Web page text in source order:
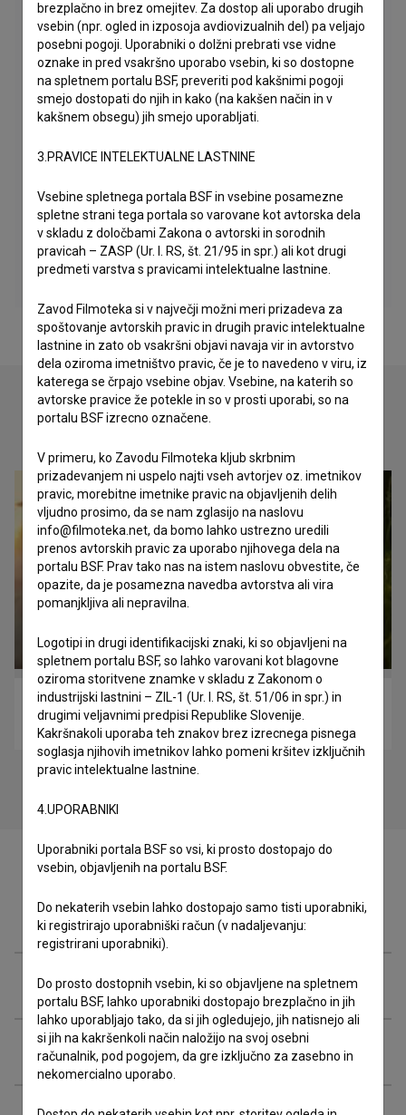
Osvoboditev Libida (2020)
glasbeni
Zasedba
Ekipa
Organizacije
brezplačno in brez omejitev. Za dostop ali uporabo drugih
vsebin (npr. ogled in izposoja avdiovizualnih del) pa veljajo
posebni pogoji. Uporabniki o dolžni prebrati vse vidne
oznake in pred vsakršno uporabo vsebin, ki so dostopne
na spletnem portalu BSF, preveriti pod kakšnimi pogoji
smejo dostopati do njih in kako (na kakšen način in v
kakšnem obsegu) jih smejo uporabljati.
3.PRAVICE INTELEKTUALNE LASTNINE
Vsebine spletnega portala BSF in vsebine posamezne
spletne strani tega portala so varovane kot avtorska dela
v skladu z določbami Zakona o avtorski in sorodnih
pravicah – ZASP (Ur. l. RS, št. 21/95 in spr.) ali kot drugi
predmeti varstva s pravicami intelektualne lastnine.
Zavod Filmoteka si v največji možni meri prizadeva za
spoštovanje avtorskih pravic in drugih pravic intelektualne
lastnine in zato ob vsakršni objavi navaja vir in avtorstvo
dela oziroma imetništvo pravic, če je to navedeno v viru, iz
katerega se črpajo vsebine objav. Vsebine, na katerih so
avtorske pravice že potekle in so v prosti uporabi, so na
portalu BSF izrecno označene.
V primeru, ko Zavodu Filmoteka kljub skrbnim
prizadevanjem ni uspelo najti vseh avtorjev oz. imetnikov
pravic, morebitne imetnike pravic na objavljenih delih
vljudno prosimo, da se nam zglasijo na naslovu
info@filmoteka.net, da bomo lahko ustrezno uredili
prenos avtorskih pravic za uporabo njihovega dela na
portalu BSF. Prav tako nas na istem naslovu obvestite, če
opazite, da je posamezna navedba avtorstva ali vira
pomanjkljiva ali nepravilna.
Logotipi in drugi identifikacijski znaki, ki so objavljeni na
spletnem portalu BSF, so lahko varovani kot blagovne
oziroma storitvene znamke v skladu z Zakonom o
industrijski lastnini – ZIL-1 (Ur. l. RS, št. 51/06 in spr.) in
drugimi veljavnimi predpisi Republike Slovenije.
Kakršnakoli uporaba teh znakov brez izrecnega pisnega
soglasja njihovih imetnikov lahko pomeni kršitev izključnih
pravic intelektualne lastnine.
4.UPORABNIKI
Uporabniki portala BSF so vsi, ki prosto dostopajo do
vsebin, objavljenih na portalu BSF.
Do nekaterih vsebin lahko dostopajo samo tisti uporabniki,
ki registrirajo uporabniški račun (v nadaljevanju:
registrirani uporabniki).
Do prosto dostopnih vsebin, ki so objavljene na spletnem
portalu BSF, lahko uporabniki dostopajo brezplačno in jih
lahko uporabljajo tako, da si jih ogledujejo, jih natisnejo ali
si jih na kakršenkoli način naložijo na svoj osebni
računalnik, pod pogojem, da gre izključno za zasebno in
nekomercialno uporabo.